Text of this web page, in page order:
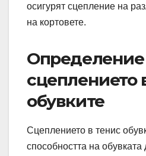
осигурят сцепление на
на кортовете.
сцеплението
обувките
Сцеплението в тенис
способността на